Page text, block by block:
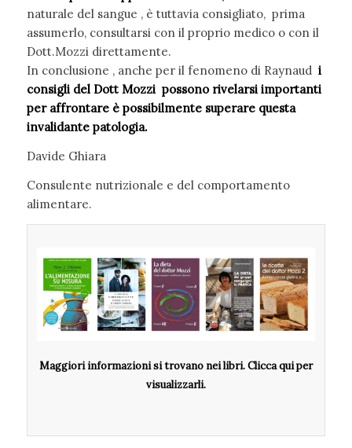
naturale del sangue , è tuttavia consigliato, prima
assumerlo, consultarsi con il proprio medico o con il
Dott.Mozzi direttamente.
In conclusione , anche per il fenomeno di Raynaud i
consigli del Dott Mozzi possono rivelarsi importanti
per affrontare è possibilmente superare questa
invalidante patologia.
Davide Ghiara
Consulente nutrizionale e del comportamento
alimentare.
Maggiori informazioni si trovano nei libri. Clicca qui per
visualizzarli.